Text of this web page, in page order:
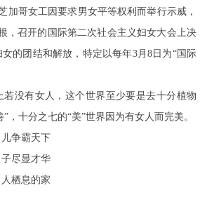
加哥女工因要求男女平等权利而举行示威，
，召开的国际第二次社会主义妇女大会上决
的团结和解放，特定以每年3月8日为“国际
若没有女人，这个世界至少要是去十分植物
”，十分之七的“美”世界因为有女人而完美。
争霸天下
尽显才华
栖息的家